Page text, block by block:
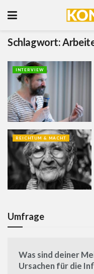
Schlagwort:
INTERVIEW
REICHTUM & MACHT
Umfrage
Was sind deiner
Ursachen für die